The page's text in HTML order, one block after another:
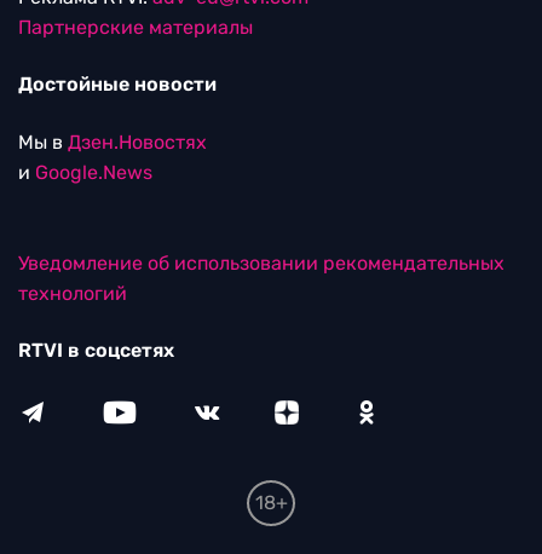
Партнерские материалы
Достойные новости
Мы в Дзен.Новостях
и Google.News
Уведомление об использовании рекомендательных
технологий
RTVI в соцсетях
18+